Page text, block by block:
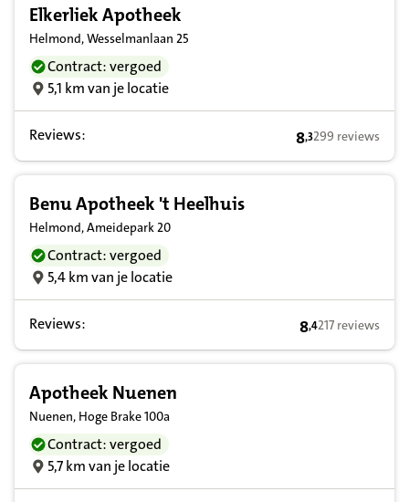
Elkerliek Apotheek
Helmond, Wesselmanlaan 25
Contract: vergoed
5,1 km van je locatie
Reviews: 8,3 op basis van
8,3299 reviews
Benu Apotheek 't Heelhuis
Helmond, Ameidepark 20
Contract: vergoed
5,4 km van je locatie
Reviews: 8,4 op basis van
8,4217 reviews
Apotheek Nuenen
Nuenen, Hoge Brake 100a
Contract: vergoed
5,7 km van je locatie